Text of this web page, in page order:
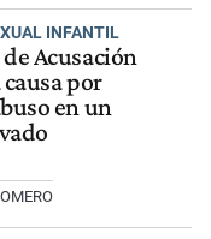
INFANTIL
Acusación
por
en un